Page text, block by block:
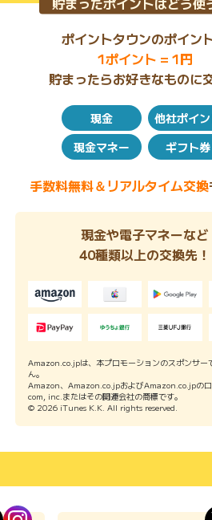
ポイントタウンのポイン
1ポイント = 1円
貯まったらお好きなものに
現金
他社ポイ
現金マネー
ギフト券
手数料無料＆リアルタイム交換
現金や電子マネーなど
40種類以上の交換先！
Amazon.co.jpは、本プロモーションのスポンサー
ん。
Amazon、Amazon.co.jpおよびAmazon.co.jpの
com, inc.またはその関連会社の商標です。
© 2026 iTunes K.K. All rights reserved.